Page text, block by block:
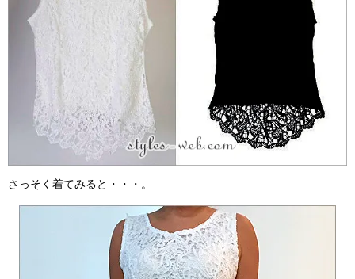
さっそく着てみると・・・。